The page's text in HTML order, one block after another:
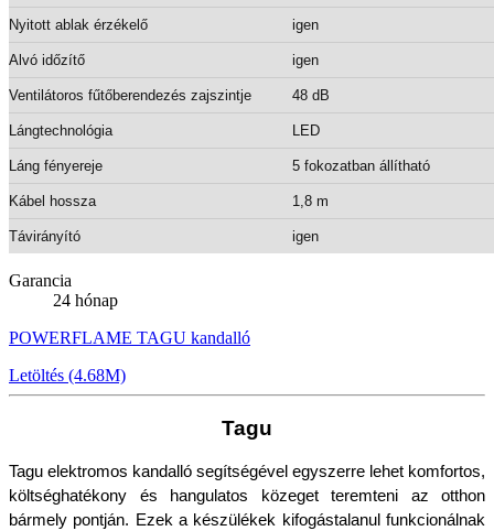
Nyitott ablak érzékelő igen
Alvó időzítő igen
Ventilátoros fűtőberendezés zajszintje 48 dB
Lángtechnológia LED
Láng fényereje 5 fokozatban állítható
Kábel hossza 1,8 m
Távirányító igen
Garancia
24 hónap
POWERFLAME TAGU kandalló
Letöltés (4.68M)
Tagu
Tagu elektromos kandalló segítségével egyszerre lehet komfortos,
költséghatékony és hangulatos közeget teremteni az otthon
bármely pontján. Ezek a készülékek kifogástalanul funkcionálnak